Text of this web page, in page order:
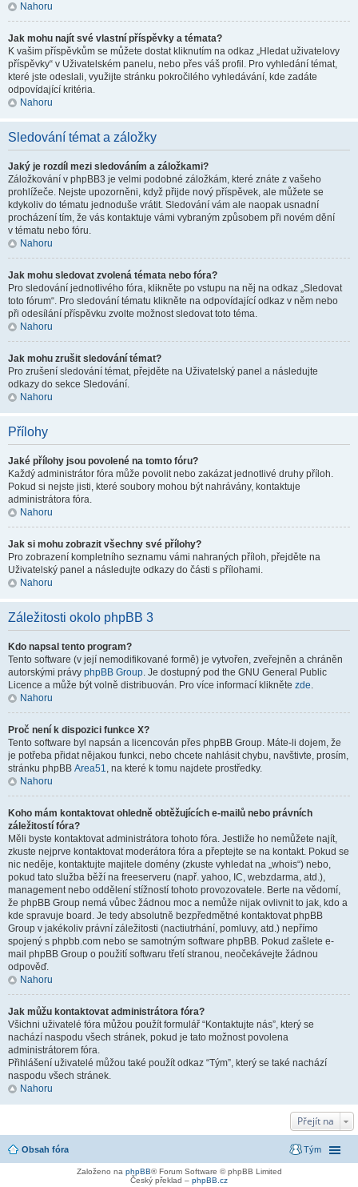
Nahoru
Jak mohu najít své vlastní příspěvky a témata?
K vašim příspěvkům se můžete dostat kliknutím na odkaz „Hledat uživatelovy
příspěvky“ v Uživatelském panelu, nebo přes váš profil. Pro vyhledání témat,
které jste odeslali, využijte stránku pokročilého vyhledávání, kde zadáte
odpovídající kritéria.
Nahoru
Sledování témat a záložky
Jaký je rozdíl mezi sledováním a záložkami?
Záložkování v phpBB3 je velmi podobné záložkám, které znáte z vašeho
prohlížeče. Nejste upozorněni, když přijde nový příspěvek, ale můžete se
kdykoliv do tématu jednoduše vrátit. Sledování vám ale naopak usnadní
procházení tím, že vás kontaktuje vámi vybraným způsobem při novém dění
v tématu nebo fóru.
Nahoru
Jak mohu sledovat zvolená témata nebo fóra?
Pro sledování jednotlivého fóra, klikněte po vstupu na něj na odkaz „Sledovat
toto fórum“. Pro sledování tématu klikněte na odpovídající odkaz v něm nebo
při odesílání příspěvku zvolte možnost sledovat toto téma.
Nahoru
Jak mohu zrušit sledování témat?
Pro zrušení sledování témat, přejděte na Uživatelský panel a následujte
odkazy do sekce Sledování.
Nahoru
Přílohy
Jaké přílohy jsou povolené na tomto fóru?
Každý administrátor fóra může povolit nebo zakázat jednotlivé druhy příloh.
Pokud si nejste jisti, které soubory mohou být nahrávány, kontaktuje
administrátora fóra.
Nahoru
Jak si mohu zobrazit všechny své přílohy?
Pro zobrazení kompletního seznamu vámi nahraných příloh, přejděte na
Uživatelský panel a následujte odkazy do části s přílohami.
Nahoru
Záležitosti okolo phpBB 3
Kdo napsal tento program?
Tento software (v její nemodifikované formě) je vytvořen, zveřejněn a chráněn
autorskými právy phpBB Group. Je dostupný pod the GNU General Public
Licence a může být volně distribuován. Pro více informací klikněte zde.
Nahoru
Proč není k dispozici funkce X?
Tento software byl napsán a licencován přes phpBB Group. Máte-li dojem, že
je potřeba přidat nějakou funkci, nebo chcete nahlásit chybu, navštivte, prosím,
stránku phpBB Area51, na které k tomu najdete prostředky.
Nahoru
Koho mám kontaktovat ohledně obtěžujících e-mailů nebo právních
záležitostí fóra?
Měli byste kontaktovat administrátora tohoto fóra. Jestliže ho nemůžete najít,
zkuste nejprve kontaktovat moderátora fóra a přeptejte se na kontakt. Pokud se
nic neděje, kontaktujte majitele domény (zkuste vyhledat na „whois“) nebo,
pokud tato služba běží na freeserveru (např. yahoo, IC, webzdarma, atd.),
management nebo oddělení stížností tohoto provozovatele. Berte na vědomí,
že phpBB Group nemá vůbec žádnou moc a nemůže nijak ovlivnit to jak, kdo a
kde spravuje board. Je tedy absolutně bezpředmětné kontaktovat phpBB
Group v jakékoliv právní záležitosti (nactiutrhání, pomluvy, atd.) nepřímo
spojený s phpbb.com nebo se samotným software phpBB. Pokud zašlete e-
mail phpBB Group o použití softwaru třetí stranou, neočekávejte žádnou
odpověď.
Nahoru
Jak můžu kontaktovat administrátora fóra?
Všichni uživatelé fóra můžou použít formulář “Kontaktujte nás”, který se
nachází naspodu všech stránek, pokud je tato možnost povolena
administrátorem fóra.
Přihlášení uživatelé můžou také použít odkaz “Tým”, který se také nachází
naspodu všech stránek.
Nahoru
Přejít na
Obsah fóra Tým
Založeno na phpBB® Forum Software © phpBB Limited
Český překlad – phpBB.cz